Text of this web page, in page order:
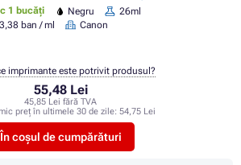
1 bucăți Negru
26ml
ban / ml
Canon
55,48 Lei
45,85 Lei fără TVA
preț în ultimele 30 de zile: 54,75 Lei
În coșul de cumpărături
imprimante este potrivit produsul?